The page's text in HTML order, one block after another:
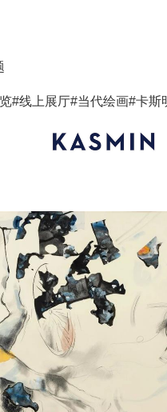
#线上展厅#当代绘画#卡斯